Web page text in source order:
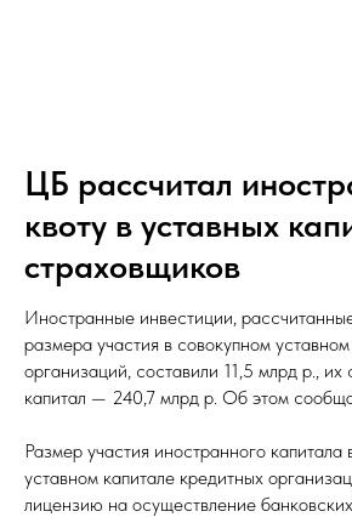
ЦБ рассчитал
квоту в уставных
страховщиков
Иностранные инвестиции,
размера участия в совокупном
организаций, составили 11,5 млрд р., их
капитал — 240,7 млрд р. Об этом
Размер участия иностранного капитала
уставном капитале кредитных
лицензию на осуществление